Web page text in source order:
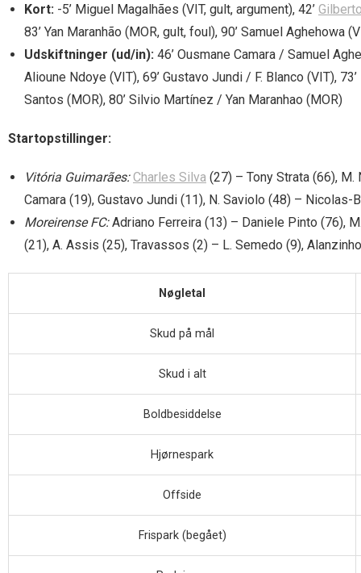
Kort: -5’ Miguel Magalhães (VIT, gult, argument), 42’
83’ Yan Maranhão (MOR, gult, foul), 90’ Samuel Aghehowa
Udskiftninger (ud/in): 46’ Ousmane Camara / Samuel
Alioune Ndoye (VIT), 69’ Gustavo Jundi / F. Blanco (VIT),
Santos (MOR), 80’ Silvio Martínez / Yan Maranhao (MOR)
Startopstillinger:
Vitória Guimarães: Charles Silva (27) – Tony Strata (66),
Camara (19), Gustavo Jundi (11), N. Saviolo (48) –
Moreirense FC:Adriano Ferreira (13) – Daniele Pinto (76),
(21), A. Assis (25), Travassos (2) – L. Semedo (9),
Nøgletal
Skud på mål
Skud i alt
Boldbesiddelse
Hjørnespark
Offside
Frispark (begået)